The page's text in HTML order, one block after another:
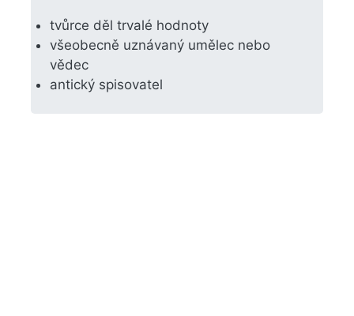
tvůrce děl trvalé hodnoty
všeobecně uznávaný umělec nebo
vědec
antický spisovatel